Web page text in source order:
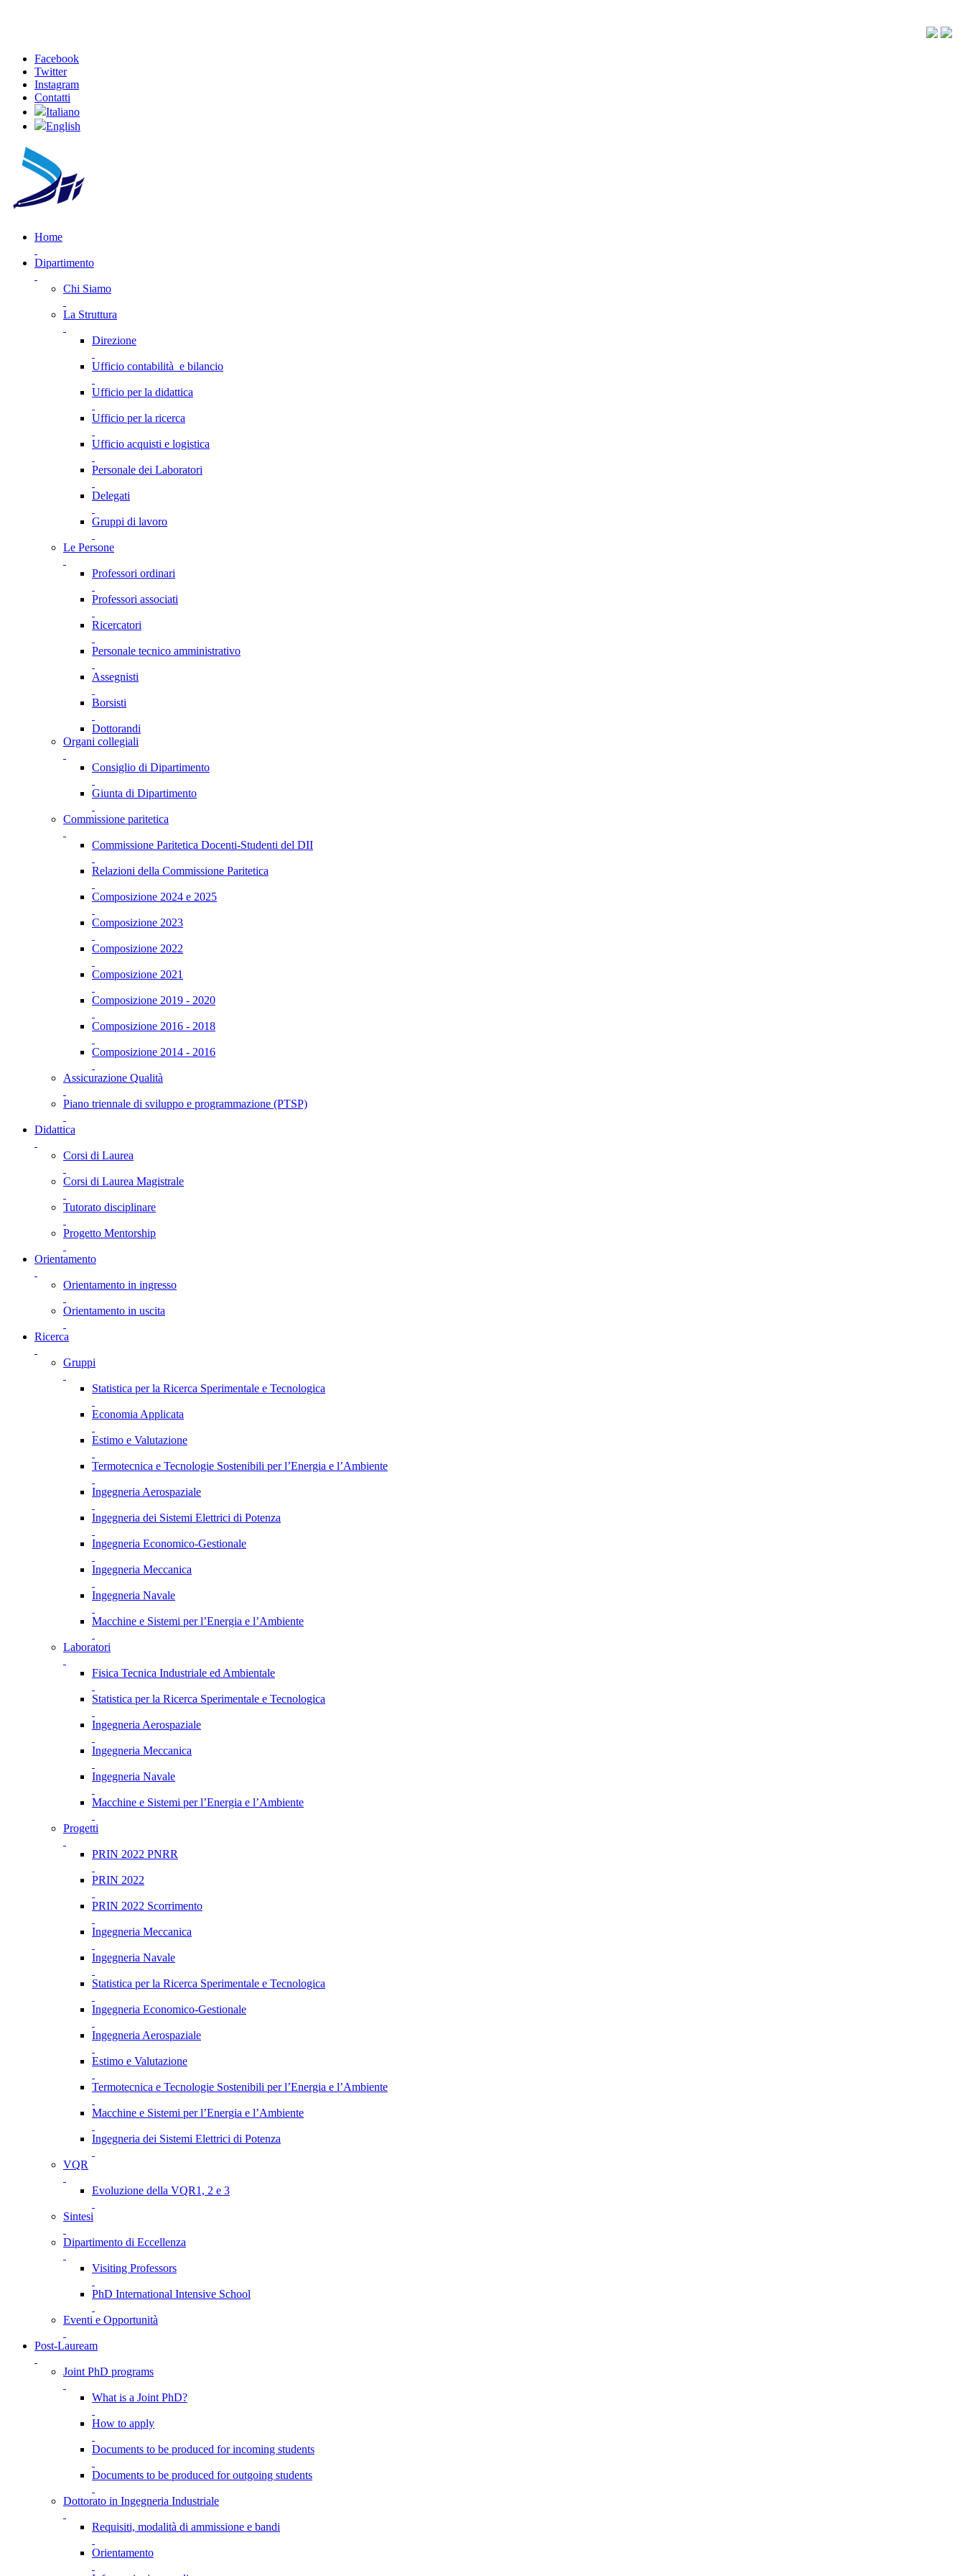
Facebook
Twitter
Instagram
Contatti
Italiano
English
Home
Dipartimento
Chi Siamo
La Struttura
Direzione
Ufficio contabilità e bilancio
Ufficio per la didattica
Ufficio per la ricerca
Ufficio acquisti e logistica
Personale dei Laboratori
Delegati
Gruppi di lavoro
Le Persone
Professori ordinari
Professori associati
Ricercatori
Personale tecnico amministrativo
Assegnisti
Borsisti
Dottorandi
Organi collegiali
Consiglio di Dipartimento
Giunta di Dipartimento
Commissione paritetica
Commissione Paritetica Docenti-Studenti del DII
Relazioni della Commissione Paritetica
Composizione 2024 e 2025
Composizione 2023
Composizione 2022
Composizione 2021
Composizione 2019 - 2020
Composizione 2016 - 2018
Composizione 2014 - 2016
Assicurazione Qualità
Piano triennale di sviluppo e programmazione (PTSP)
Didattica
Corsi di Laurea
Corsi di Laurea Magistrale
Tutorato disciplinare
Progetto Mentorship
Orientamento
Orientamento in ingresso
Orientamento in uscita
Ricerca
Gruppi
Statistica per la Ricerca Sperimentale e Tecnologica
Economia Applicata
Estimo e Valutazione
Termotecnica e Tecnologie Sostenibili per l’Energia e l’Ambiente
Ingegneria Aerospaziale
Ingegneria dei Sistemi Elettrici di Potenza
Ingegneria Economico-Gestionale
Ingegneria Meccanica
Ingegneria Navale
Macchine e Sistemi per l’Energia e l’Ambiente
Laboratori
Fisica Tecnica Industriale ed Ambientale
Statistica per la Ricerca Sperimentale e Tecnologica
Ingegneria Aerospaziale
Ingegneria Meccanica
Ingegneria Navale
Macchine e Sistemi per l’Energia e l’Ambiente
Progetti
PRIN 2022 PNRR
PRIN 2022
PRIN 2022 Scorrimento
Ingegneria Meccanica
Ingegneria Navale
Statistica per la Ricerca Sperimentale e Tecnologica
Ingegneria Economico-Gestionale
Ingegneria Aerospaziale
Estimo e Valutazione
Termotecnica e Tecnologie Sostenibili per l’Energia e l’Ambiente
Macchine e Sistemi per l’Energia e l’Ambiente
Ingegneria dei Sistemi Elettrici di Potenza
VQR
Evoluzione della VQR1, 2 e 3
Sintesi
Dipartimento di Eccellenza
Visiting Professors
PhD International Intensive School
Eventi e Opportunità
Post-Lauream
Joint PhD programs
What is a Joint PhD?
How to apply
Documents to be produced for incoming students
Documents to be produced for outgoing students
Dottorato in Ingegneria Industriale
Requisiti, modalità di ammissione e bandi
Orientamento